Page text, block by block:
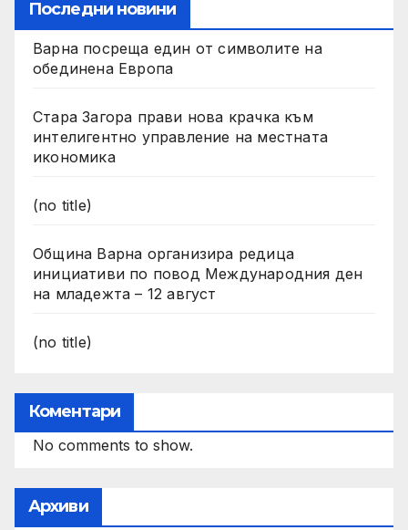
Последни новини
Варна посреща един от символите на
обединена Европа
Стара Загора прави нова крачка към
интелигентно управление на местната
икономика
(no title)
Община Варна организира редица
инициативи по повод Международния ден
на младежта – 12 август
(no title)
Коментари
No comments to show.
Архиви